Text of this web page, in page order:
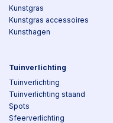
Kunstgras
Kunstgras accessoires
Kunsthagen
Tuinverlichting
Tuinverlichting
Tuinverlichting staand
Spots
Sfeerverlichting